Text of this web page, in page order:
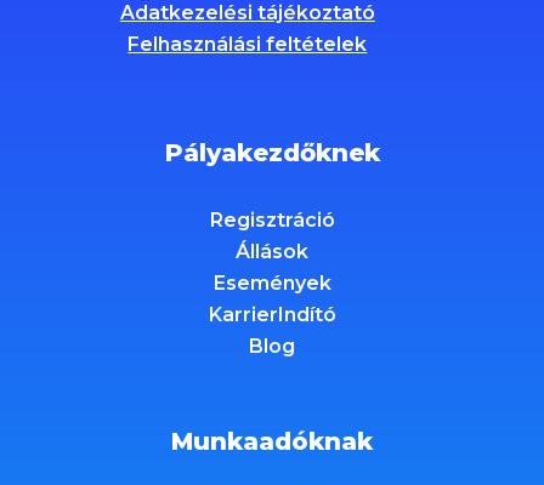
Adatkezelési tájékoztató
Felhasználási feltételek
Pályakezdőknek
Regisztráció
Állások
Események
KarrierIndító
Blog
Munkaadóknak